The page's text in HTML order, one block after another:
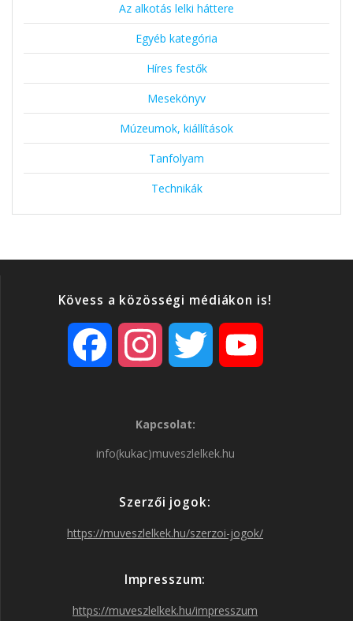
Az alkotás lelki háttere
Egyéb kategória
Híres festők
Mesekönyv
Múzeumok, kiállítások
Tanfolyam
Technikák
Kövess a közösségi médiákon is!
o
s
r r
Kapcsolat:
info(kukac)muveszlelkek.hu
Szerzői jogok:
https://muveszlelkek.hu/szerzoi-jogok/
Impresszum:
https://muveszlelkek.hu/impresszum